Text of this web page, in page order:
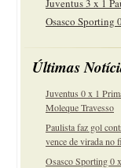
Juventus 3 x 1
Osasco Sporting
Últimas
Juventus 0 x 1
Moleque Travesso
Paulista faz gol
vence de virada no
Osasco Sporting 0